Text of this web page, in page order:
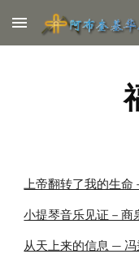
Skip to main content
上帝翻转了我的生命
小提琴音乐见证－商
从天上来的信息 —